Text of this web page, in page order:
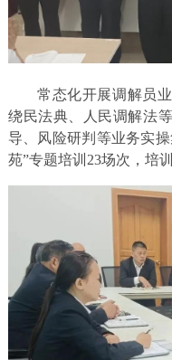
常态化开展调解员
绕民法典、人民调解法
导、风险研判等业务实
苑”专题培训23场次，培